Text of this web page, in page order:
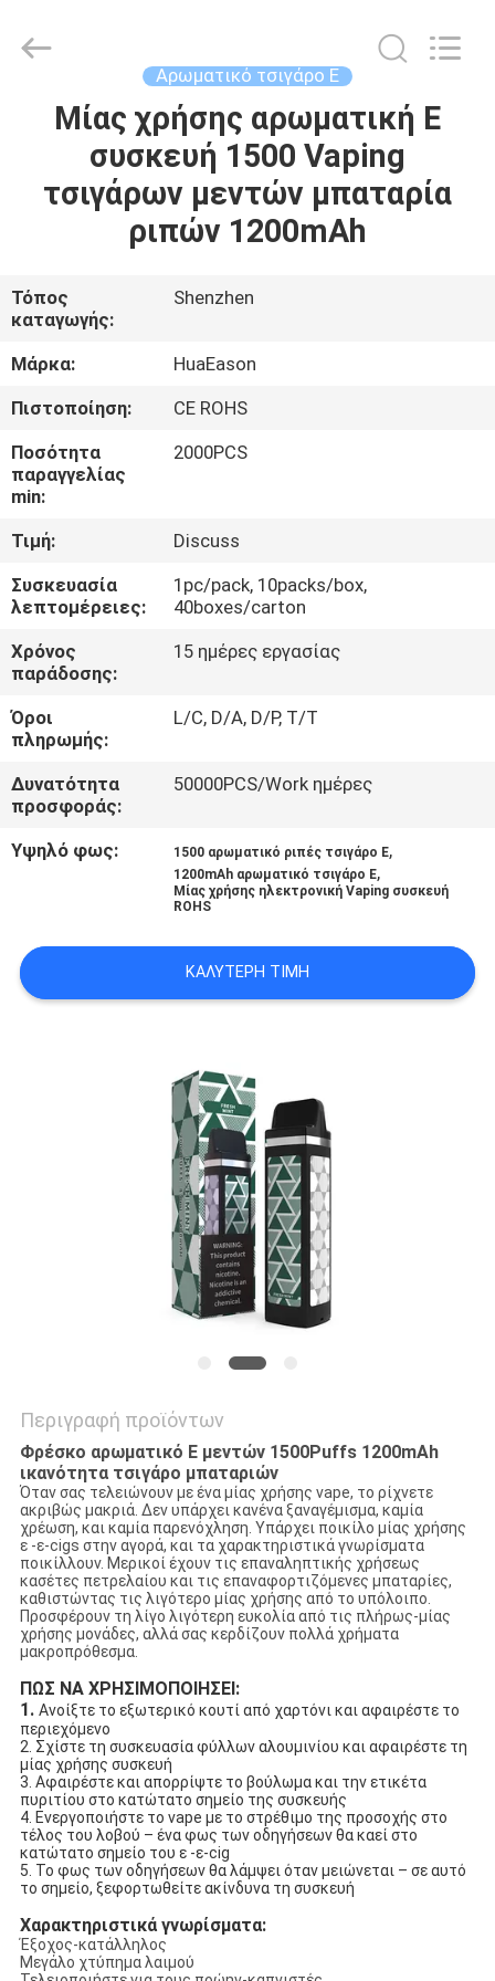
ΣΠΊΤΙ
ΠΡΟΪΌΝΤΑ
ΠΕΡΊΠΟΥ
ΕΜΕΊΣ
ΓΎΡΟΣ
ΕΡΓΟΣΤΑΣΊΩΝ
ΠΟΙΟΤΙΚΌΣ
ΈΛΕΓΧΟΣ
ΖΗΤΉΣΤΕ
ΈΝΑ
ΑΠΌΣΠΑΣΜΑ
SITEMAP
PRIVACY
Rights
Αρωματικό τσιγάρο Ε
Μίας χρήσης αρωματική Ε
συσκευή 1500 Vaping
τσιγάρων μεντών μπαταρία
ριπών 1200mAh
Τόπος
καταγωγής:
Shenzhen
Μάρκα:
HuaEason
Πιστοποίηση:
CE ROHS
Ποσότητα
παραγγελίας
min:
2000PCS
Τιμή:
Discuss
Συσκευασία
λεπτομέρειες:
1pc/pack, 10packs/box,
40boxes/carton
Χρόνος
παράδοσης:
15 ημέρες εργασίας
Όροι
πληρωμής:
L/C, D/A, D/P, T/T
Δυνατότητα
προσφοράς:
50000PCS/Work ημέρες
Υψηλό φως: 1500 αρωματικό ριπές τσιγάρο Ε,
1200mAh αρωματικό τσιγάρο Ε,
Μίας χρήσης ηλεκτρονική Vaping συσκευή
ROHS
ΚΑΛΎΤΕΡΗ ΤΙΜΉ
Περιγραφή προϊόντων
Φρέσκο αρωματικό Ε μεντών 1500Puffs 1200mAh
ικανότητα τσιγάρο μπαταριών
Όταν σας τελειώνουν με ένα μίας χρήσης vape, το ρίχνετε
ακριβώς μακριά. Δεν υπάρχει κανένα ξαναγέμισμα, καμία
χρέωση, και καμία παρενόχληση. Υπάρχει ποικίλο μίας χρήσης
ε -ε-cigs στην αγορά, και τα χαρακτηριστικά γνωρίσματα
ποικίλλουν. Μερικοί έχουν τις επαναληπτικής χρήσεως
κασέτες πετρελαίου και τις επαναφορτιζόμενες μπαταρίες,
καθιστώντας τις λιγότερο μίας χρήσης από το υπόλοιπο.
Προσφέρουν τη λίγο λιγότερη ευκολία από τις πλήρως-μίας
χρήσης μονάδες, αλλά σας κερδίζουν πολλά χρήματα
μακροπρόθεσμα.
ΠΩΣ ΝΑ ΧΡΗΣΙΜΟΠΟΙΗΣΕΙ:
1. Ανοίξτε το εξωτερικό κουτί από χαρτόνι και αφαιρέστε το
περιεχόμενο
2. Σχίστε τη συσκευασία φύλλων αλουμινίου και αφαιρέστε τη
μίας χρήσης συσκευή
3. Αφαιρέστε και απορρίψτε το βούλωμα και την ετικέτα
πυριτίου στο κατώτατο σημείο της συσκευής
4. Ενεργοποιήστε το vape με το στρέθιμο της προσοχής στο
τέλος του λοβού – ένα φως των οδηγήσεων θα καεί στο
κατώτατο σημείο του ε -ε-cig
5. Το φως των οδηγήσεων θα λάμψει όταν μειώνεται – σε αυτό
το σημείο, ξεφορτωθείτε ακίνδυνα τη συσκευή
Χαρακτηριστικά γνωρίσματα:
Έξοχος-κατάλληλος
Μεγάλο χτύπημα λαιμού